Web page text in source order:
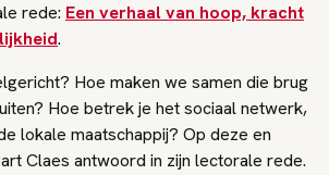
rede: Een verhaal van hoop, kracht
.
Hoe maken we samen die brug
Hoe betrek je het sociaal netwerk,
lokale maatschappij? Op deze en
Claes antwoord in zijn lectorale rede.